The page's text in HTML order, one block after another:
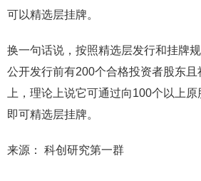
可以精选层挂牌。
换一句话说，按照精选层发行和挂牌
公开发行前有200个合格投资者股东
上，理论上说它可通过向100个以上
即可精选层挂牌。
来源： 科创研究第一群